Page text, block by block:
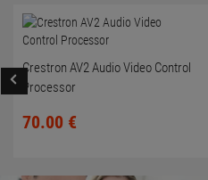
Crestron AV2 Audio Video Control
Processor
70.00 €